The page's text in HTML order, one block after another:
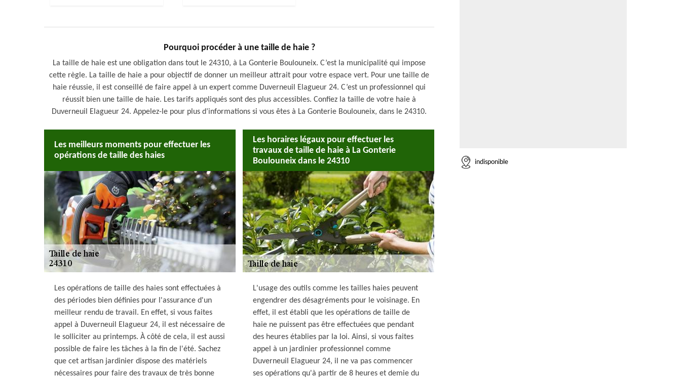
Pourquoi procéder à une taille de haie ?
La taille de haie est une obligation dans tout le 24310, à La Gonterie Boulouneix. C’est la municipalité qui impose
cette règle. La taille de haie a pour objectif de donner un meilleur attrait pour votre espace vert. Pour une taille de
haie réussie, il est conseillé de faire appel à un expert comme Duverneuil Elagueur 24. C’est un professionnel qui
réussit bien une taille de haie. Les tarifs appliqués sont des plus accessibles. Confiez la taille de votre haie à
Duverneuil Elagueur 24. Appelez-le pour plus d’informations si vous êtes à La Gonterie Boulouneix, dans le 24310.
Les meilleurs moments pour effectuer les
opérations de taille des haies
Les opérations de taille des haies sont effectuées à
des périodes bien définies pour l'assurance d'un
meilleur rendu de travail. En effet, si vous faites
appel à Duverneuil Elagueur 24, il est nécessaire de
le solliciter au printemps. À côté de cela, il est aussi
possible de faire les tâches à la fin de l'été. Sachez
que cet artisan jardinier dispose des matériels
nécessaires pour faire des travaux de très bonne
Les horaires légaux pour effectuer les
travaux de taille de haie à La Gonterie
Boulouneix dans le 24310
L'usage des outils comme les tailles haies peuvent
engendrer des désagréments pour le voisinage. En
effet, il est établi que les opérations de taille de
haie ne puissent pas être effectuées que pendant
des heures établies par la loi. Ainsi, si vous faites
appel à un jardinier professionnel comme
Duverneuil Elagueur 24, il ne va pas commencer
ses opérations qu'à partir de 8 heures et demie du
indisponible